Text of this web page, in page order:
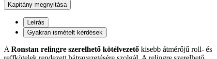
Kapitány megnyitása
Leírás
Gyakran ismételt kérdések
A Ronstan relingre szerelhető kötélvezető kisebb átmérőjű roll- és